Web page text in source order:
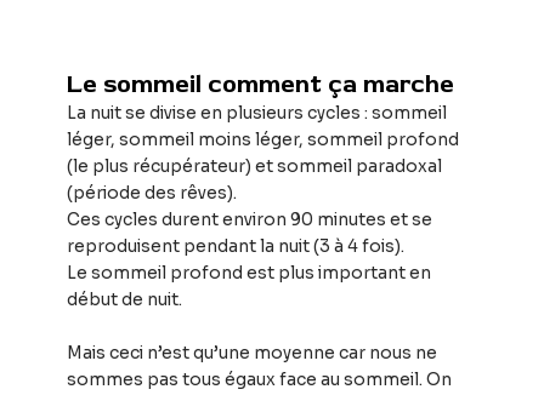
Le sommeil comment ça marche
La nuit se divise en plusieurs cycles : sommeil
léger, sommeil moins léger, sommeil profond
(le plus récupérateur) et sommeil paradoxal
(période des rêves).
Ces cycles durent environ 90 minutes et se
reproduisent pendant la nuit (3 à 4 fois).
Le sommeil profond est plus important en
début de nuit.
Mais ceci n’est qu’une moyenne car nous ne
sommes pas tous égaux face au sommeil. On